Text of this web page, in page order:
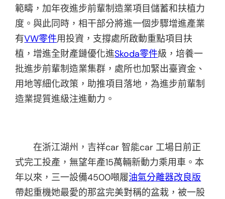
範疇，加年夜進步前輩制造業項目儲蓄和扶植力
度。與此同時，相干部分將進一個步驟增進產業
有VW零件用投資，支撐處所啟動重點項目扶
植，增進全財產鏈優化進Skoda零件級，培養一
批進步前輩制造業集群，處所也加緊出臺資金、
用地等細化政策，助推項目落地，為進步前輩制
造業提質進級注進動力。
在浙江湖州，吉祥car 智能car 工場日前正
式完工投產，無望年產15萬輛新動力乘用車。本
年以來，三一設備4500噸履油氣分離器改良版
帶起重機她最愛的那盆完美對稱的盆栽，被一股